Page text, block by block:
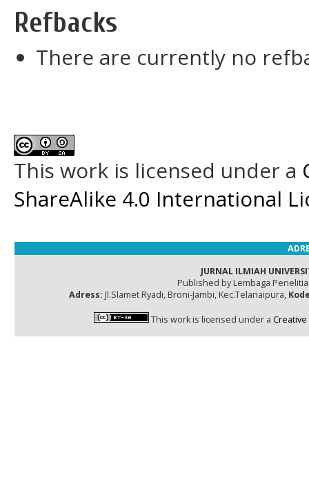
Refbacks
There are currently no
This work is licensed under a
ShareAlike 4.0 International
JURNAL ILMIAH
Published by Lembaga
Adress: Jl.Slamet Ryadi, Broni-Jambi, Kec.Telanaipura,
This work is licensed under a